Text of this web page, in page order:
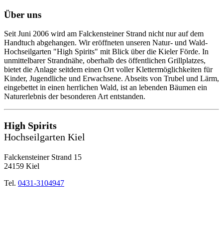
Über uns
Seit Juni 2006 wird am Falckensteiner Strand nicht nur auf dem
Handtuch abgehangen. Wir eröffneten unseren Natur- und Wald-
Hochseilgarten "High Spirits" mit Blick über die Kieler Förde. In
unmittelbarer Strandnähe, oberhalb des öffentlichen Grillplatzes,
bietet die Anlage seitdem einen Ort voller Klettermöglichkeiten für
Kinder, Jugendliche und Erwachsene. Abseits von Trubel und Lärm,
eingebettet in einen herrlichen Wald, ist an lebenden Bäumen ein
Naturerlebnis der besonderen Art entstanden.
High Spirits
Hochseilgarten Kiel
Falckensteiner Strand 15
24159 Kiel
Tel. 0431-3104947